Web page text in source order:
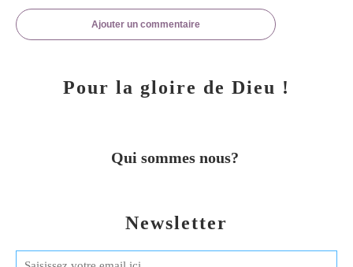
Ajouter un commentaire
Newsletter
Pour la gloire de Dieu !
Qui sommes nous?